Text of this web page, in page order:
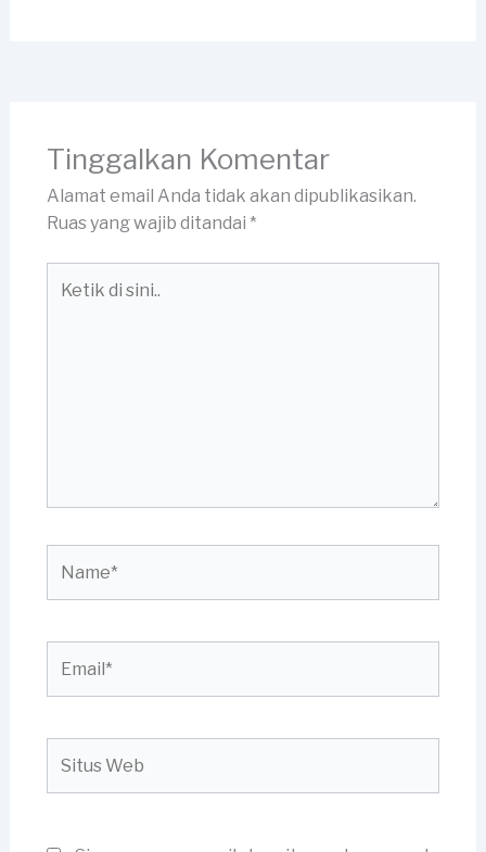
Tinggalkan Komentar
Alamat email Anda tidak akan dipublikasikan.
Ruas yang wajib ditandai *
Web